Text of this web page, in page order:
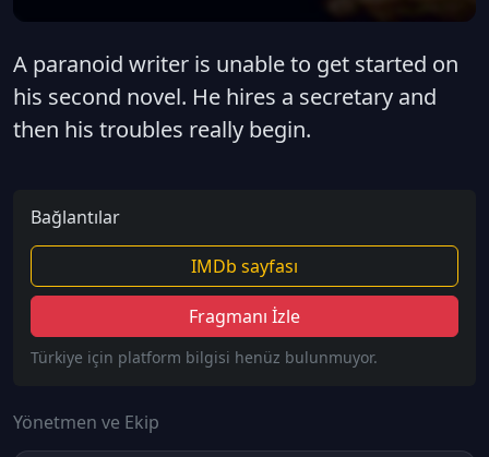
A paranoid writer is unable to get started on
his second novel. He hires a secretary and
then his troubles really begin.
Bağlantılar
IMDb sayfası
Fragmanı İzle
Türkiye için platform bilgisi henüz bulunmuyor.
Yönetmen ve Ekip